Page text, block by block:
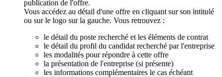
publication de l'offre.
Vous accédez au détail d'une offre en cliquant sur son intitulé
ou sur le logo sur la gauche. Vous retrouvez :
le détail du poste recherché et les éléments de contrat
le détail du profil du candidat recherché par l'entreprise
les modalités pour répondre à cette offre
la présentation de l'entreprise (si présente)
les informations complémentaires le cas échéant